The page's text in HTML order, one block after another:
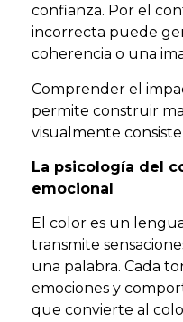
confianza. Por el
incorrecta puede
coherencia o una
Comprender el
permite construir
visualmente
La psicología del
emocional
El color es un
transmite
una palabra. Cada
emociones y
que convierte al